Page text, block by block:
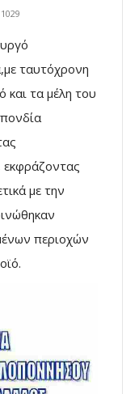
1029
ταυτόχρονη
τα μέλη του
με την
περιοχών